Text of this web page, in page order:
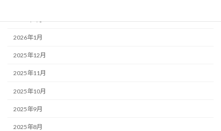
2026年2月
2026年1月
2025年12月
2025年11月
2025年10月
2025年9月
2025年8月